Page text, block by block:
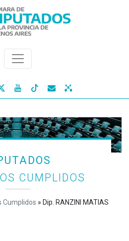
  
CUMPLIDOS
Cumplidos » Dip. RANZINI MATIAS